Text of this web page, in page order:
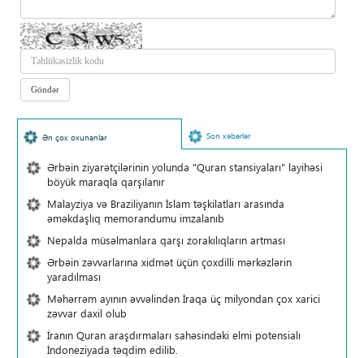
Ən çox oxunanlar Son xəbərlər
Ərbəin ziyarətçilərinin yolunda "Quran stansiyaları" layihəsi
böyük maraqla qarşılanır
Malayziya və Braziliyanın İslam təşkilatları arasında
əməkdaşlıq memorandumu imzalanıb
Nepalda müsəlmanlara qarşı zorakılıqların artması
Ərbəin zəvvarlarına xidmət üçün çoxdilli mərkəzlərin
yaradılması
Məhərrəm ayının əvvəlindən İraqa üç milyondan çox xarici
zəvvar daxil olub
İranın Quran araşdırmaları sahəsindəki elmi potensialı
İndoneziyada təqdim edilib.